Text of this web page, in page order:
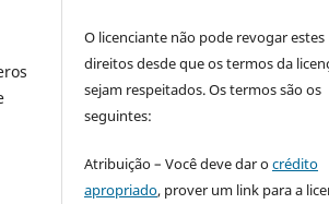
O licenciante não pode revogar estes
direitos desde que os termos da
sejam respeitados. Os termos são os
seguintes:
Atribuição – Você deve dar ocrédito
apropriado, prover um link para a